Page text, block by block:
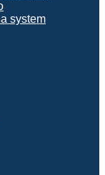
system